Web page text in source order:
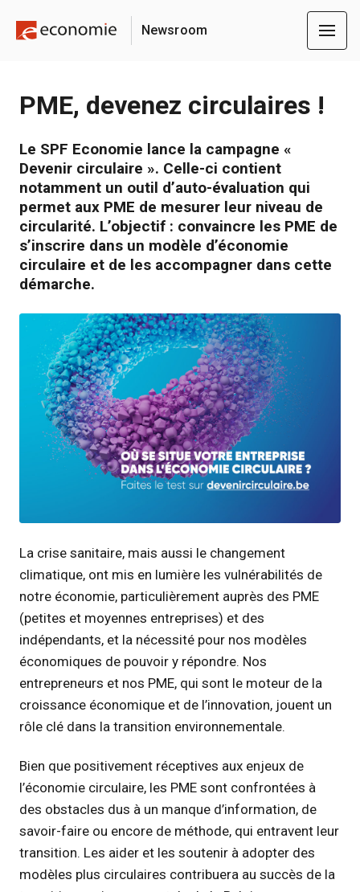
Newsroom
PME, devenez circulaires !
Le SPF Economie lance la campagne «
Devenir circulaire ». Celle-ci contient
notamment un outil d’auto-évaluation qui
permet aux PME de mesurer leur niveau de
circularité. L’objectif : convaincre les PME de
s’inscrire dans un modèle d’économie
circulaire et de les accompagner dans cette
démarche.
La crise sanitaire, mais aussi le changement
climatique, ont mis en lumière les vulnérabilités de
notre économie, particulièrement auprès des PME
(petites et moyennes entreprises) et des
indépendants, et la nécessité pour nos modèles
économiques de pouvoir y répondre. Nos
entrepreneurs et nos PME, qui sont le moteur de la
croissance économique et de l’innovation, jouent un
rôle clé dans la transition environnementale.
Bien que positivement réceptives aux enjeux de
l’économie circulaire, les PME sont confrontées à
des obstacles dus à un manque d’information, de
savoir-faire ou encore de méthode, qui entravent leur
transition. Les aider et les soutenir à adopter des
modèles plus circulaires contribuera au succès de la